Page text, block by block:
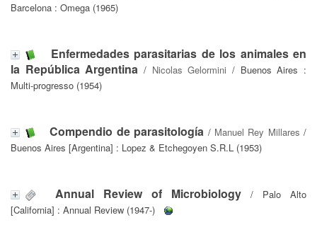
Barcelona : Omega (1965)
Enfermedades parasitarias de los animales en
la República Argentina / Nicolas Gelormini / Buenos Aires :
Multi-progresso (1954)
Compendio de parasitología / Manuel Rey Millares /
Buenos Aires [Argentina] : Lopez & Etchegoyen S.R.L (1953)
Annual Review of Microbiology / Palo Alto
[California] : Annual Review (1947-)